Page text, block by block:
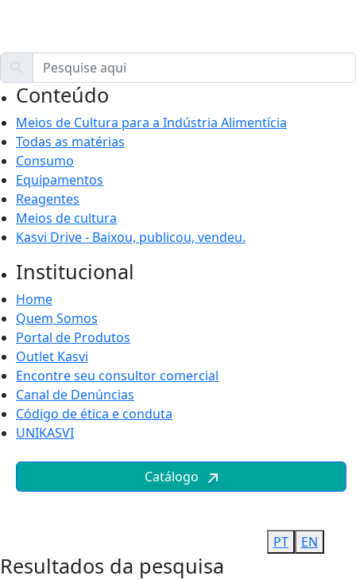
Conteúdo
Meios de Cultura para a Indústria Alimentícia
Todas as matérias
Consumo
Equipamentos
Reagentes
Meios de cultura
Kasvi Drive - Baixou, publicou, vendeu.
Institucional
Home
Quem Somos
Portal de Produtos
Outlet Kasvi
Encontre seu consultor comercial
Canal de Denúncias
Código de ética e conduta
UNIKASVI
Catálogo
PT EN
Resultados da pesquisa